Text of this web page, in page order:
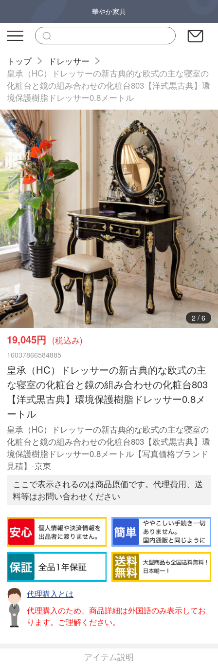
華やか家具
トップ
ドレッサー
皇承（HC）ドレッサーの新古典的な欧式の主な寝室の
化粧台と鏡の組み合わせの化粧台803【洋式黒古典】環
境保護樹脂ドレッサー0.8メートル
3/ 6
19,045円 (税込み)
16037866584885
皇承（HC）ドレッサーの新古典的な欧式の主
な寝室の化粧台と鏡の組み合わせの化粧台803
【洋式黒古典】環境保護樹脂ドレッサー0.8メ
ートル
皇承（HC）ドレッサーの新古典的な欧式の主な寝室の
化粧台と鏡の組み合わせの化粧台803【欧式黒古典】環
境保護樹脂ドレッサー0.8メートル【写真価格ブランド
見積】-京東
ここで表示されるのは商品原価です。代理費用、送
料等はお問い合わせください
代理購入とは
代理購入のため、商品詳細は外国語のみ表示してお
ります。ご理解ください。
アイテム説明